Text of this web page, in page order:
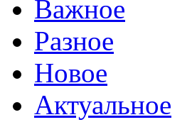
Важное
Разное
Новое
Актуальное